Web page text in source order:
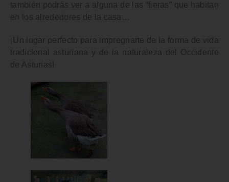
también podrás ver a alguna de las “fieras” que habitan
en los alrededores de la casa…
¡Un lugar perfecto para impregnarte de la forma de vida
tradicional asturiana y de la naturaleza del Occidente
de Asturias!